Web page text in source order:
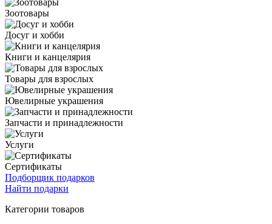
Зоотовары
Досуг и хобби
Книги и канцелярия
Товары для взрослых
Ювелирные украшения
Запчасти и принадлежности
Услуги
Сертификаты
Подборщик подарков
Найти подарки
Категории товаров